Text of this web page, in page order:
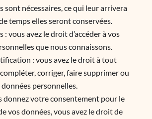
sont nécessaires, ce qui leur arrivera
temps elles seront conservées.
: vous avez le droit d’accéder à vos
que nous connaissons.
: vous avez le droit à tout
corriger, faire supprimer ou
personnelles.
donnez votre consentement pour le
vos données, vous avez le droit de